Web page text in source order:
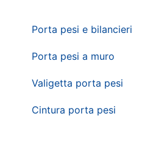
Porta pesi e bilancieri
Porta pesi a muro
Valigetta porta pesi
Cintura porta pesi